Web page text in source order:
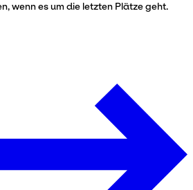
wenn es um die letzten Plätze geht.